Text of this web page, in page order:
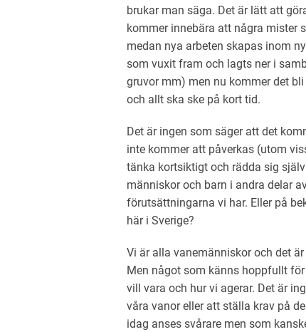
brukar man säga. Det är lätt att
kommer innebära att några mister
medan nya arbeten skapas inom
som vuxit fram och lagts ner i
gruvor mm) men nu kommer det
och allt ska ske på kort tid.
Det är ingen som säger att det
inte kommer att påverkas (utom
tänka kortsiktigt och rädda sig
människor och barn i andra delar
förutsättningarna vi har. Eller på
här i Sverige?
Vi är alla vanemänniskor och det
Men något som känns hoppfullt
vill vara och hur vi agerar. Det är
våra vanor eller att ställa krav på
idag anses svårare men som